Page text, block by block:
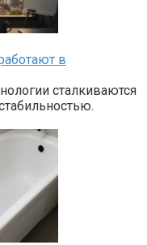
в
сталкиваются